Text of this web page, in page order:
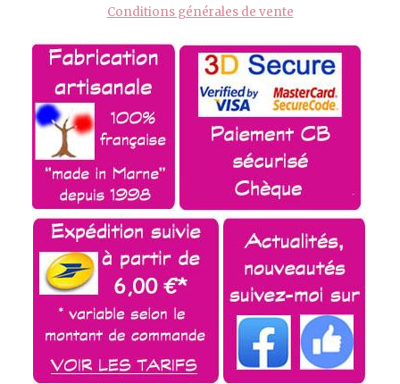
Conditions générales de vente